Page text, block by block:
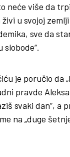
neće više da
u svojoj
sve da
je poručio da
pravde
svaki dan“, a
na „duge